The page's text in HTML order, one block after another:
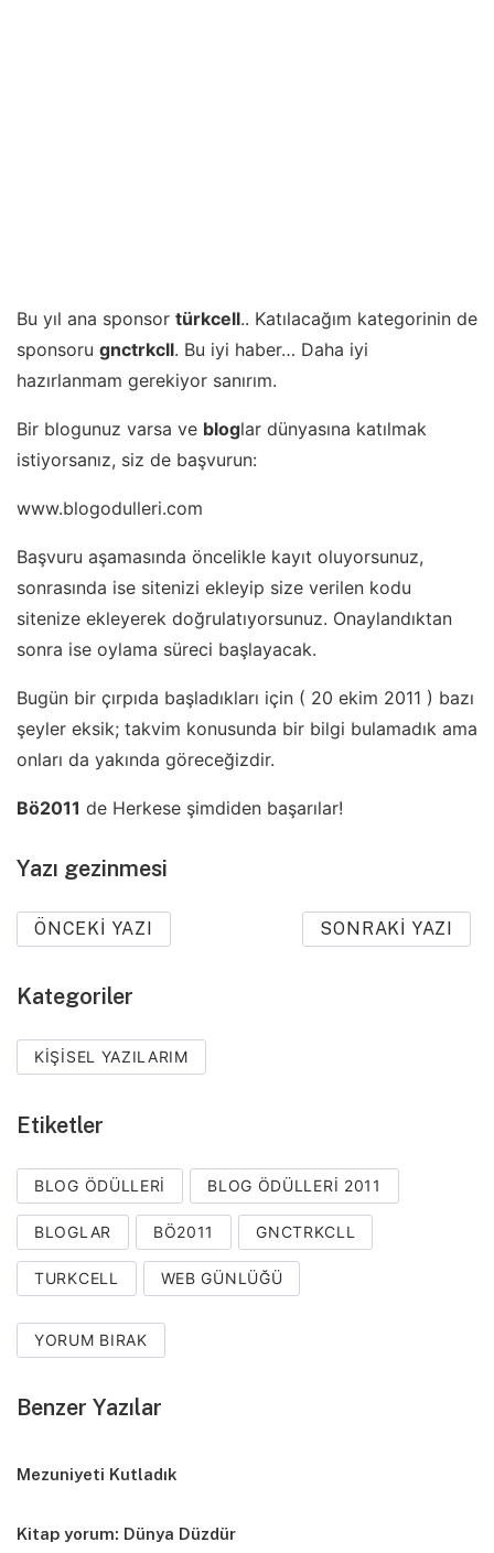
Bu yıl ana sponsor türkcell.. Katılacağım kategorinin de
sponsoru gnctrkcll. Bu iyi haber… Daha iyi
hazırlanmam gerekiyor sanırım.
Bir blogunuz varsa ve bloglar dünyasına katılmak
istiyorsanız, siz de başvurun:
www.blogodulleri.com
Başvuru aşamasında öncelikle kayıt oluyorsunuz,
sonrasında ise sitenizi ekleyip size verilen kodu
sitenize ekleyerek doğrulatıyorsunuz. Onaylandıktan
sonra ise oylama süreci başlayacak.
Bugün bir çırpıda başladıkları için ( 20 ekim 2011 ) bazı
şeyler eksik; takvim konusunda bir bilgi bulamadık ama
onları da yakında göreceğizdir.
Bö2011 de Herkese şimdiden başarılar!
Yazı gezinmesi
ÖNCEKI YAZI SONRAKI YAZI
Kategoriler
KIŞISEL YAZILARIM
Etiketler
BLOG ÖDÜLLERI BLOG ÖDÜLLERI 2011
BLOGLAR BÖ2011 GNCTRKCLL
TURKCELL WEB GÜNLÜĞÜ
YORUM BIRAK
Benzer Yazılar
Mezuniyeti Kutladık
Kitap yorum: Dünya Düzdür